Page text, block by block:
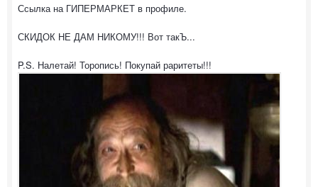
Ссылка на ГИПЕРМАРКЕТ в профиле.
СКИДОК НЕ ДАМ НИКОМУ!!! Вот такЪ...
P.S. Налетай! Торопись! Покупай раритеты!!!